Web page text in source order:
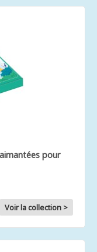
pour
Voir la collection >